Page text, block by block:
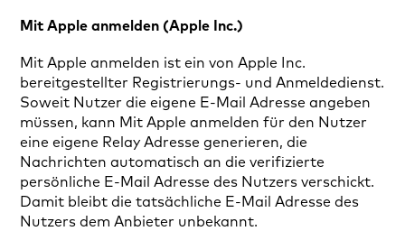
Mit Apple anmelden (Apple Inc.)
Mit Apple anmelden ist ein von Apple Inc.
bereitgestellter Registrierungs- und Anmeldedienst.
Soweit Nutzer die eigene E-Mail Adresse angeben
müssen, kann Mit Apple anmelden für den Nutzer
eine eigene Relay Adresse generieren, die
Nachrichten automatisch an die verifizierte
persönliche E-Mail Adresse des Nutzers verschickt.
Damit bleibt die tatsächliche E-Mail Adresse des
Nutzers dem Anbieter unbekannt.